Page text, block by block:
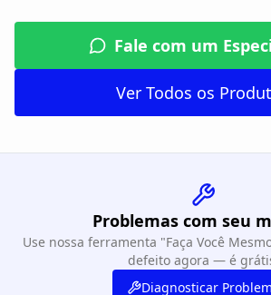
Fale com um
Ver Todos os
Problemas com seu
Use nossa ferramenta "Faça Você
defeito agora — é
Diagnosticar